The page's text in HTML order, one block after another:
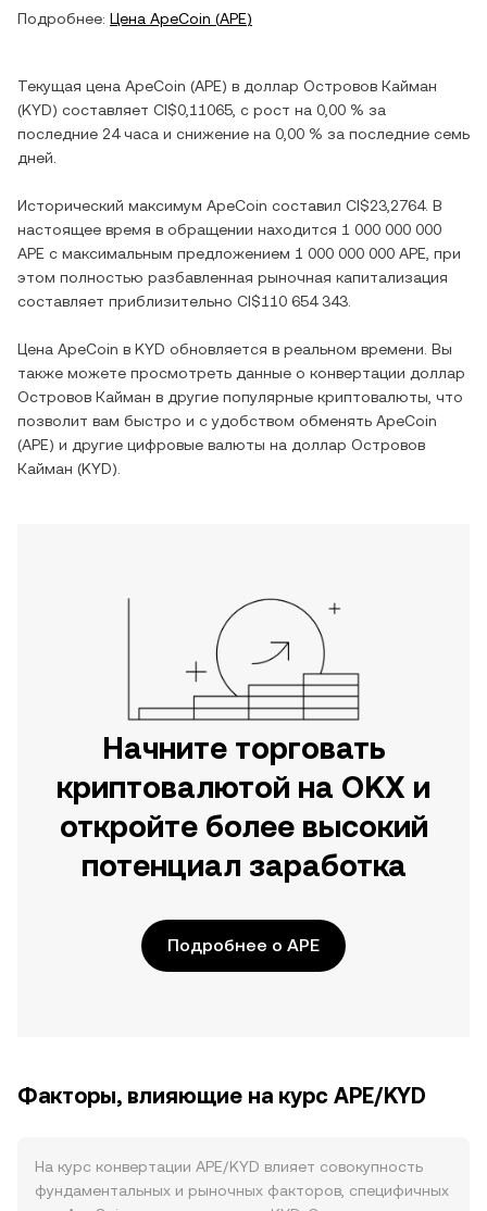
Подробнее: Цена ApeCoin (APE)
Текущая цена ApeCoin (APE) в доллар Островов Кайман
(KYD) составляет CI$0,11065 , c рост на 0,00 % за
последние 24 часа и снижение на 0,00 % за последние семь
дней.
Исторический максимум ApeCoin составил CI$23,2764. В
настоящее время в обращении находится 1 000 000 000
APE с максимальным предложением 1 000 000 000 APE , при
этом полностью разбавленная рыночная капитализация
составляет приблизительно CI$110 654 343
Цена ApeCoin в KYD обновляется в реальном времени. Вы
также можете просмотреть данные о конвертации доллар
Островов Кайман в другие популярные криптовалюты, что
позволит вам быстро и с удобством обменять ApeCoin
(APE) и другие цифровые валюты на доллар Островов
Кайман (KYD).
Начните торговать
криптовалютой на OKX и
откройте более высокий
потенциал заработка
Подробнее о APE
Факторы, влияющие на курс APE/KYD
На курс конвертации APE/KYD влияет совокупность
фундаментальных и рыночных факторов, специфичных